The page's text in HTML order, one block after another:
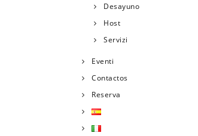
Desayuno
Host
Servizi
Eventi
Contactos
Reserva